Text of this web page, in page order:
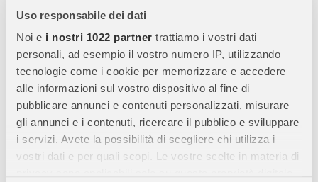
Uso responsabile dei dati
Noi e i nostri 1022 partner trattiamo i vostri dati
personali, ad esempio il vostro numero IP, utilizzando
tecnologie come i cookie per memorizzare e accedere
alle informazioni sul vostro dispositivo al fine di
pubblicare annunci e contenuti personalizzati, misurare
gli annunci e i contenuti, ricercare il pubblico e sviluppare
i servizi. Avete la possibilità di scegliere chi utilizza i
vostri dati e per quali scopi. Le vostre scelte in materia di
di animali esotici. Questa figura rappresenta una
bianca, variante rara e affascinante, stimolandogioco
educativo, immaginazione e creatività.
Caratteristiche Principali:
Alta qualità: La figura è realizzata con materiali resistenti e
, modellata con precisione per catturare le caratteristiche